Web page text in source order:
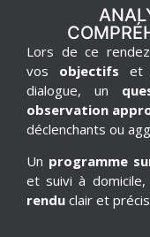
Lors de ce
vos objectifs et
dialogue, un
observation
déclenchants ou
Un programme
et suivi à
rendu clair et